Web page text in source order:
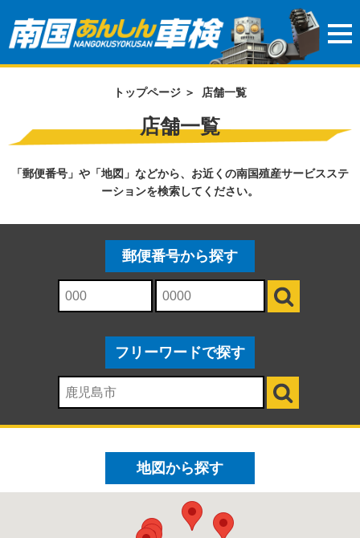
トップページ ＞ 店舗一覧
店舗一覧
「郵便番号」や「地図」などから、お近くの南国殖産サービスステ
ーションを検索してください。
郵便番号から探す
フリーワードで探す
地図から探す